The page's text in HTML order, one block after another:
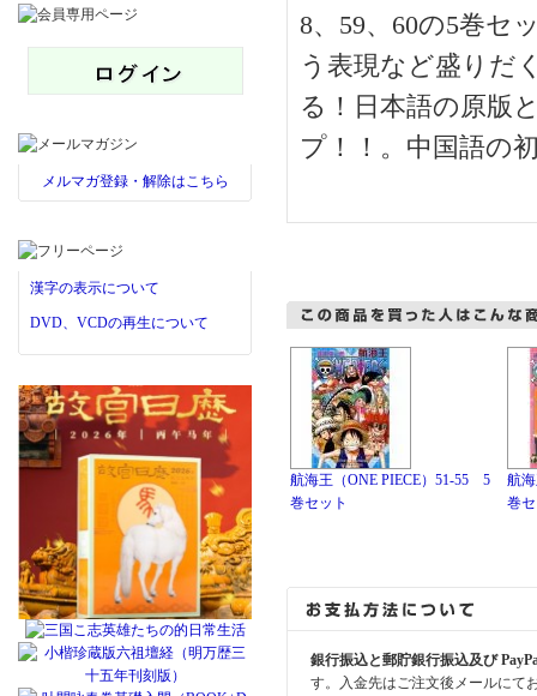
メルマガ登録・解除はこちら
漢字の表示について
DVD、VCDの再生について
8、59、60の5巻セ
う表現など盛りだ
る！日本語の原版
プ！！。中国語の
航海王（ONE PIECE）51-55 5
巻セット
航
巻
銀行振込と郵貯銀行振込及び
す。入金先はご注文後メールにて